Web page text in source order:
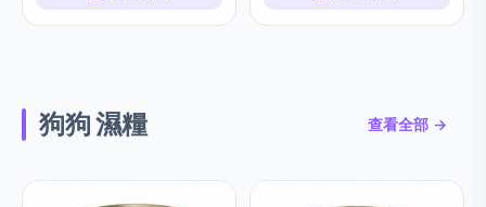
狗狗 濕糧 查看全部 →